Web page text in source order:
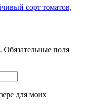
сорт томатов,
Обязательные поля
для моих